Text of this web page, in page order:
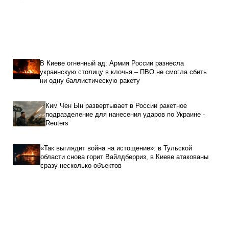
В Киеве огненный ад: Армия России разнесла
украинскую столицу в клочья – ПВО не смогла сбить
ни одну баллистическую ракету
Ким Чен Ын развертывает в России ракетное
подразделение для нанесения ударов по Украине -
Reuters
«Так выглядит война на истощение»: в Тульской
области снова горит Вайлдберриз, в Киеве атакованы
сразу несколько объектов